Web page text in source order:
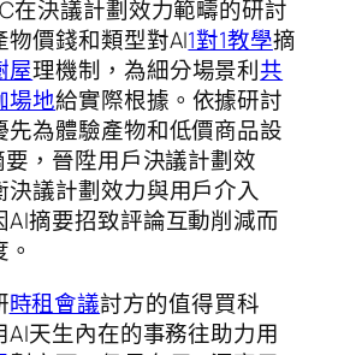
在決議計劃效力範疇的研討
價錢和類型對AI1對1教學摘
屋理機制，為細分場景利共
場地給實際根據。依據研討
先為體驗產物和低價商品設
，晉陞用戶決議計劃效
決議計劃效力與用戶介入
AI摘要招致評論互動削減而
時租會議討方的值得買科
天生內在的事務往助力用